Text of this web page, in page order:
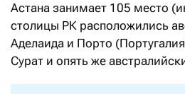
Астана занимает 105 место
столицы РК расположились
Аделаида и Порто
Сурат и опять же